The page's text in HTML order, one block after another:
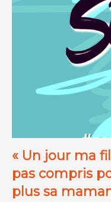
« Un jour ma
pas compris
plus sa